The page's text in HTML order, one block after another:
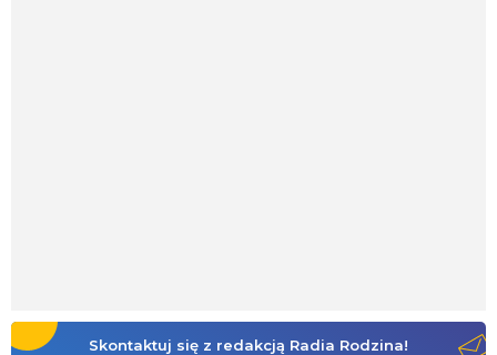
Skontaktuj się z redakcją Radia Rodzina!